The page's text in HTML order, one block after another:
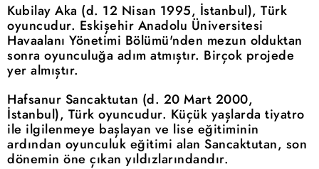
Kubilay Aka (d. 12 Nisan 1995, İstanbul), Türk
oyuncudur. Eskişehir Anadolu Üniversitesi
Havaalanı Yönetimi Bölümü'nden mezun olduktan
sonra oyunculuğa adım atmıştır. Birçok projede
yer almıştır.
Hafsanur Sancaktutan (d. 20 Mart 2000,
İstanbul), Türk oyuncudur. Küçük yaşlarda tiyatro
ile ilgilenmeye başlayan ve lise eğitiminin
ardından oyunculuk eğitimi alan Sancaktutan, son
dönemin öne çıkan yıldızlarındandır.